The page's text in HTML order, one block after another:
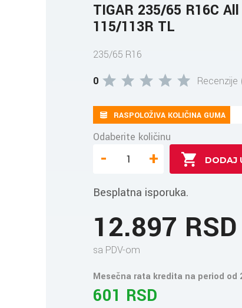
TIGAR 235/65 R16C
115/113R TL
235/65 R16
0
Recenzije
RASPOLOŽIVA KOLIČINA GUMA
Odaberite količinu
- +
Besplatna isporuka.
12.897 RSD
sa PDV-om
Mesečna rata kredita na period od
601 RSD